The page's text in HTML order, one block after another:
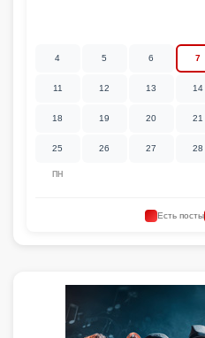
ПН
4 5 6 7
11 12 13 14
18 19 20 21
25 26 27 28
Есть посты